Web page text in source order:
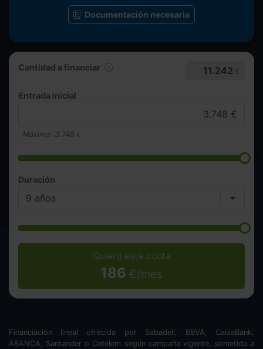
Cantidad a financiar 11.242 €
Entrada inicial
Máxima: 3.748 €
Duración
Quiero esta cuota
186 €/mes
Documentación necesaria
Financiación lineal ofrecida por Sabadell, BBVA, CaixaBank,
ABANCA, Santander o Cetelem según campaña vigente, sometida a